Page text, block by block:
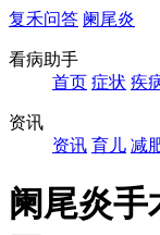
复禾问答 阑尾炎
看病助手
首页 症状 疾
资讯
资讯 育儿 减
阑尾炎手